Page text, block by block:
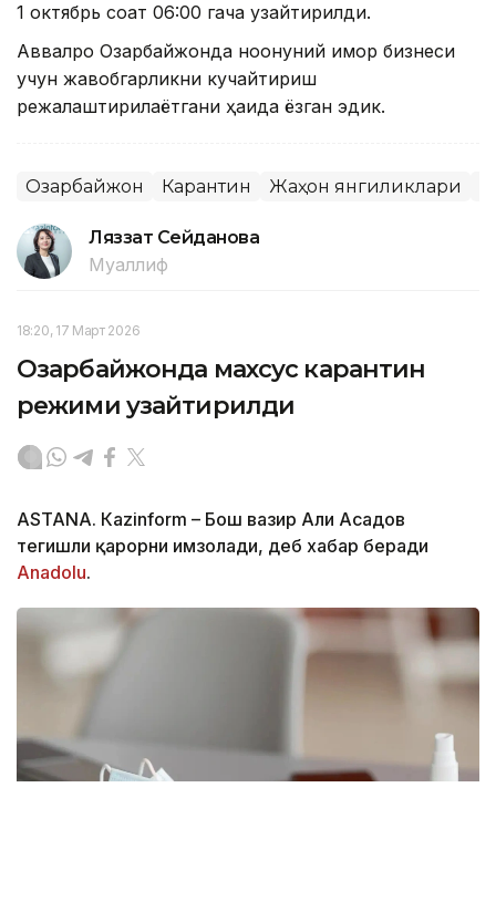
1 октябрь соат 06:00 гача узайтирилди.
Аввалроқ Озарбайжонда ноқонуний қимор бизнеси
учун жавобгарликни кучайтириш
режалаштирилаётгани ҳақида ёзган эдик.
Озарбайжон Карантин Жаҳон янгиликлари
Ляззат Сейданова
Муаллиф
18:20, 17 Март 2026
Озарбайжонда махсус карантин
режими узайтирилди
ASTANА. Кazinform – Бош вазир Али Асадов
тегишли қарорни имзолади, деб хабар беради
Аnadolu.